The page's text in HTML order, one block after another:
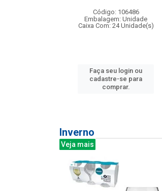
Código: 106486
Embalagem: Unidade
Caixa Com: 24 Unidade(s)
Faça seu login ou
cadastre-se para
comprar.
Inverno
Veja mais